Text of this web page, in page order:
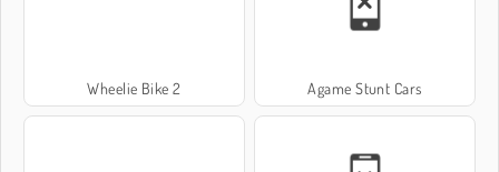
Wheelie Bike 2 Agame Stunt Cars